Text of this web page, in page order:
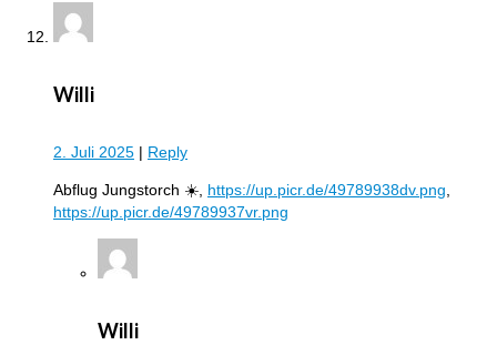
Willi
2. Juli 2025 | Reply
Abflug Jungstorch ☀️, https://up.picr.de/49789938dv.png,
https://up.picr.de/49789937vr.png
Willi